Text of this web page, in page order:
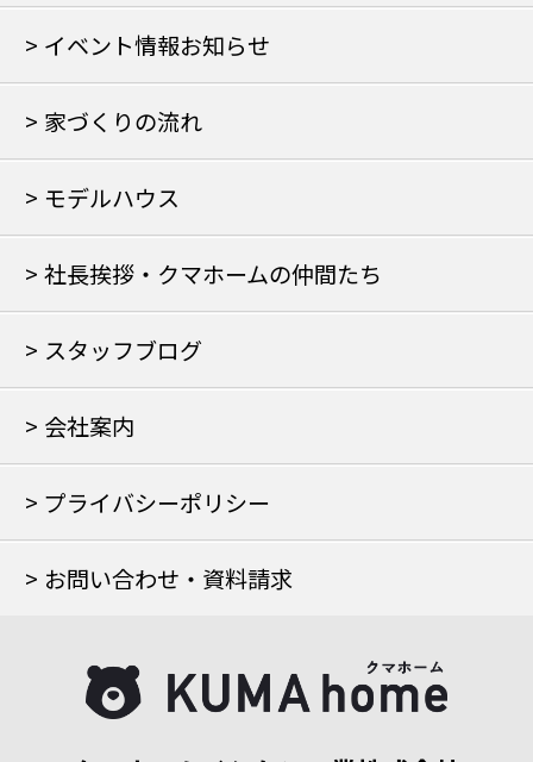
イベント情報お知らせ
家づくりの流れ
モデルハウス
社長挨拶・クマホームの仲間たち
スタッフブログ
会社案内
プライバシーポリシー
お問い合わせ・資料請求